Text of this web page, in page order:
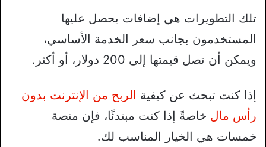
تلك التطويرات هي إضافات يحصل عليها
المستخدمون بجانب سعر الخدمة الأساسي،
ويمكن أن تصل قيمتها إلى 200 دولار، أو أكثر.
إذا كنت تبحث عن كيفية الربح من الإنترنت بدون
رأس مال خاصةً إذا كنت مبتدئًا، فإن منصة
خمسات هي الخيار المناسب لك.